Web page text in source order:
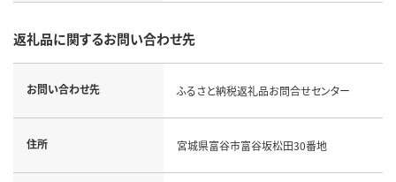
返礼品に関するお問い合わせ先
お問い合わせ先 ふるさと納税返礼品お問合せセンター
住所 宮城県富谷市富谷坂松田30番地